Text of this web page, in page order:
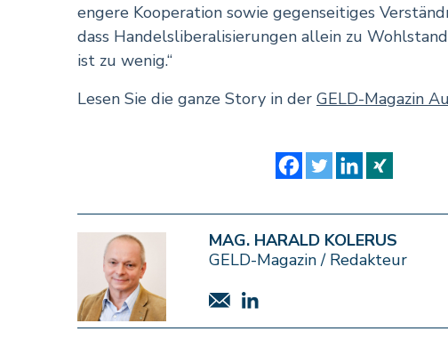
engere Kooperation sowie gegenseitiges
dass Handelsliberalisierungen allein zu
ist zu wenig.“
Lesen Sie die ganze Story in der GELD-Magazin
MAG. HARALD KOLERUS
GELD-Magazin / Redakteur